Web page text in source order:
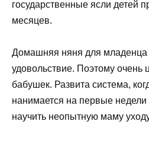
государственные ясли детей
месяцев.
Домашняя няня для младенца
удовольствие. Поэтому очень
бабушек. Развита система,
нанимается на первые
научить неопытную маму